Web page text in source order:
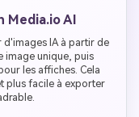
Media.io AI
IA à partir de
image unique, puis
les affiches. Cela
plus facile à exporter